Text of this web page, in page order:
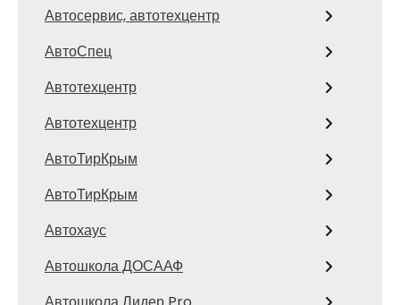
Автосервис, автотехцентр
АвтоСпец
Автотехцентр
Автотехцентр
АвтоТирКрым
АвтоТирКрым
Автохаус
Автошкола ДОСААФ